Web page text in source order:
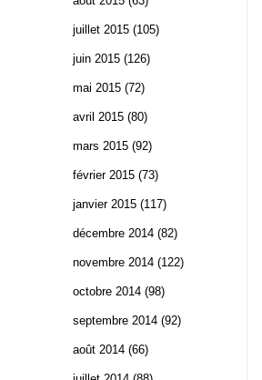
juillet 2015 (105)
juin 2015 (126)
mai 2015 (72)
avril 2015 (80)
mars 2015 (92)
février 2015 (73)
janvier 2015 (117)
décembre 2014 (82)
novembre 2014 (122)
octobre 2014 (98)
septembre 2014 (92)
août 2014 (66)